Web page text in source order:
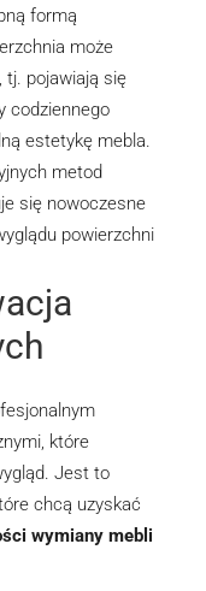
formą
może
tj. pojawiają się
codziennego
estetykę mebla.
metod
się nowoczesne
powierzchni
które
Jest to
chcą uzyskać
wymiany mebli